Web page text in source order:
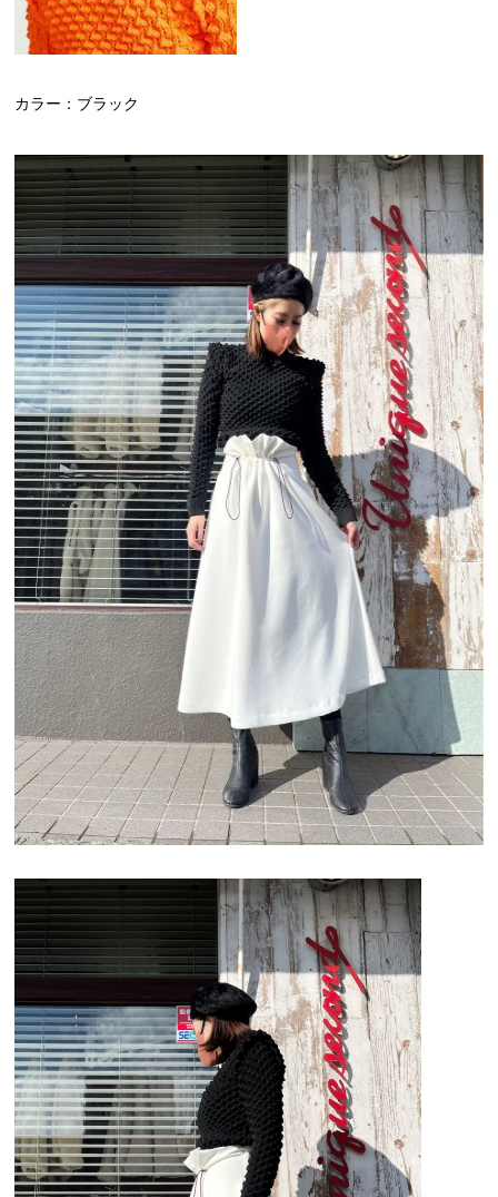
カラー：ブラック